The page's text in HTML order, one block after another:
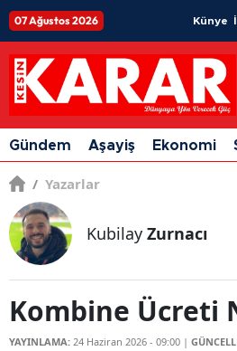
07 Ağustos 2026 Künye
Gündem Aşayiş Ekonomi
/ Yazarlar
Kubilay Zurnacı
Kombine Ücreti
YAYINLAMA: 24 Haziran 2026 - 09:00 |